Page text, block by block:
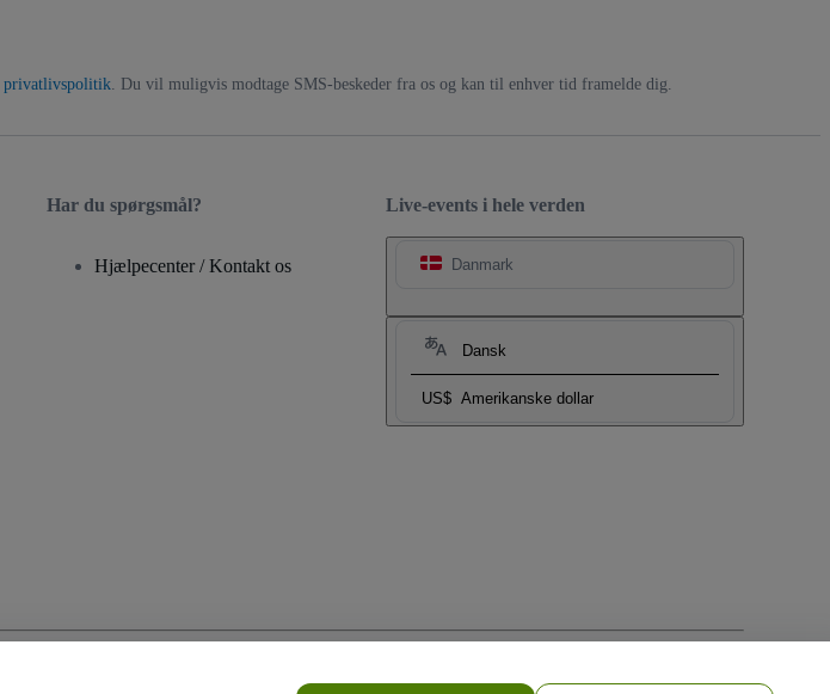
privatlivspolitik. Du vil muligvis modtage SMS-beskeder fra os og kan til enhver tid framelde dig.
Live-events i hele verden
Danmark
Dansk
US$ Amerikanske dollar
Har du spørgsmål?
Hjælpecenter / Kontakt os